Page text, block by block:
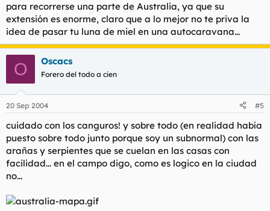
para recorrerse una parte de Australia, ya que su
extensión es enorme, claro que a lo mejor no te priva la
idea de pasar tu luna de miel en una autocaravana...
O Oscacs
Forero del todo a cien
20 Sep 2004 #5
cuidado con los canguros! y sobre todo (en realidad había
puesto sobre todo junto porque soy un subnormal) con las
arañas y serpientes que se cuelan en las casas con
facilidad... en el campo digo, como es logico en la ciudad
no...